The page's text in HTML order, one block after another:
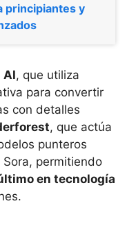
principiantes y
AI, que utiliza
para convertir
con detalles
, que actúa
punteros
Sora, permitiendo
en tecnología